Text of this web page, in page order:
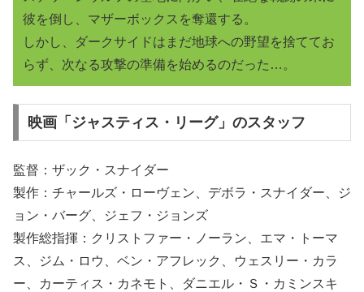
彼を倒し、マザーボックスを奪還する。
しかし、ダークサイドはまだ地球への野望を捨ててお
らず、次なる攻撃の準備を始めるのだった…。
映画「ジャスティス・リーグ」のスタッフ
監督：ザック・スナイダー
製作：チャールズ・ローヴェン、デボラ・スナイダー、ジ
ョン・バーグ、ジェフ・ジョンズ
製作総指揮：クリストファー・ノーラン、エマ・トーマ
ス、ジム・ロウ、ベン・アフレック、ウェスリー・カラ
ー、カーティス・カネモト、ダニエル・Ｓ・カミンスキ